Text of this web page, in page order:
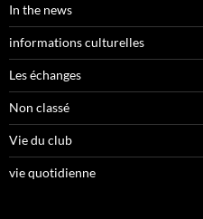
In the news
informations culturelles
Les échanges
Non classé
Vie du club
vie quotidienne